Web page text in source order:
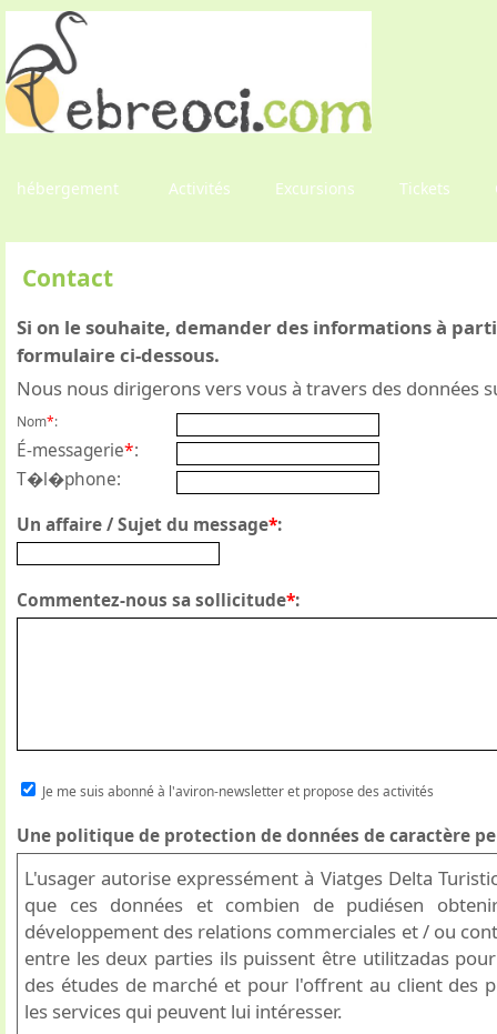
hébergement Activités Excursions Tickets
Contact
Si on le souhaite, demander des informations à
formulaire ci-dessous.
Nous nous dirigerons vers vous à travers des données
Nom*:
É-messagerie*:
T�l�phone:
Un affaire / Sujet du message*:
Commentez-nous sa sollicitude*:
Je me suis abonné à l'aviron-newsletter et propose des activités
Une politique de protection de données de caractère
L'usager autorise expressément à Viatges Delta
que ces données et combien de pudiésen
développement des relations commerciales et / ou
entre les deux parties ils puissent être utilitzadas
des études de marché et pour l'offrent au client des
les services qui peuvent lui intéresser.